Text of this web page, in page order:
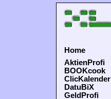
Home
AktienProfi
BOOKcook
ClicKalender
DatuBiX
GeldProfi